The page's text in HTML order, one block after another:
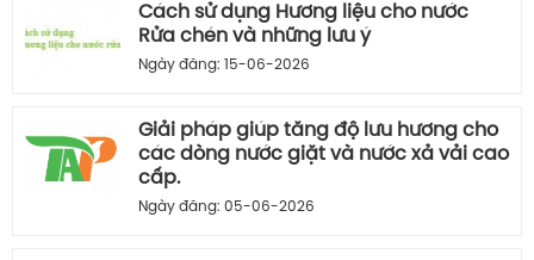
Cách sử dụng Hương liệu cho nước
Rửa chén và những lưu ý
Ngày đăng: 15-06-2026
Giải pháp giúp tăng độ lưu hương cho
các dòng nước giặt và nước xả vải cao
cấp.
Ngày đăng: 05-06-2026